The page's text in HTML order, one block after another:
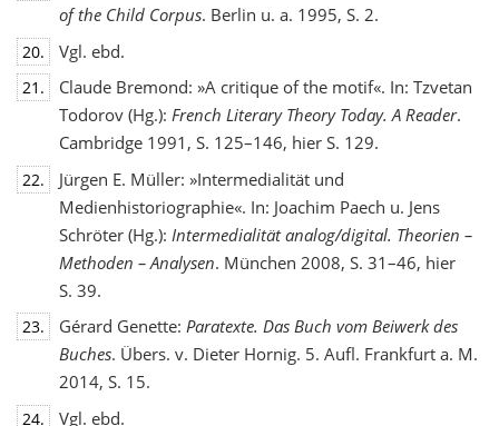
of the Child Corpus. Berlin u. a. 1995, S. 2.
20. Vgl. ebd.
21.
Claude Bremond: »A critique of the motif«. In: Tzvetan
Todorov (Hg.): French Literary Theory Today. A Reader.
Cambridge 1991, S. 125–146, hier S. 129.
22.
Jürgen E. Müller: »Intermedialität und
Medienhistoriographie«. In: Joachim Paech u. Jens
Schröter (Hg.): Intermedialität analog/digital. Theorien –
Methoden – Analysen. München 2008, S. 31–46, hier
S. 39.
23. Gérard Genette: Paratexte. Das Buch vom Beiwerk des
Buches. Übers. v. Dieter Hornig. 5. Aufl. Frankfurt a. M.
2014, S. 15.
24. Vgl. ebd.